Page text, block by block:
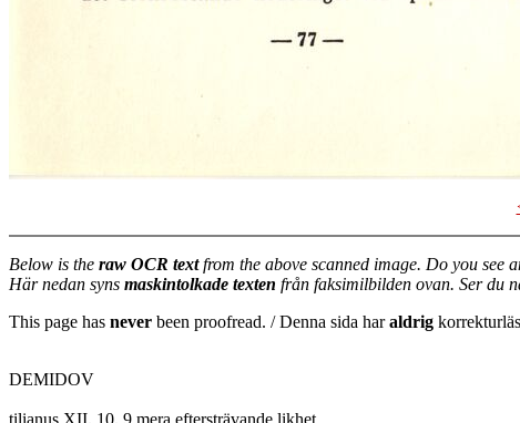
Below is the raw OCR textfrom the above scanned image. Do you see
Här nedan syns maskintolkade texten från faksimilbilden ovan. Ser du
This page has never been proofread. / Denna sida haraldrig
DEMIDOV
tilianus XII, 10, 9 mera eftersträvande likhet